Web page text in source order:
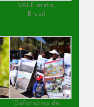
VALE mata,
Brasil
Defensoras de